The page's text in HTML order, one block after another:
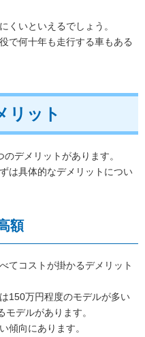
くいといえるでしょう。
で何十年も走行する車もある
リット
デメリットがあります。
は具体的なデメリットについ
額
てコストが掛かるデメリット
150万円程度のモデルが多い
デルがあります。
傾向にあります。